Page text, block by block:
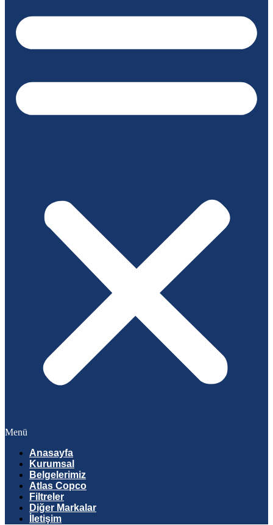
Menü
Anasayfa
Kurumsal
Belgelerimiz
Atlas Copco
Filtreler
Diğer Markalar
İletişim